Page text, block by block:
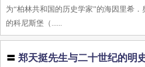
为“柏林共和国的历史学家”的海因里希
的科尼斯堡（......
〓郑天挺先生与二十世纪的明